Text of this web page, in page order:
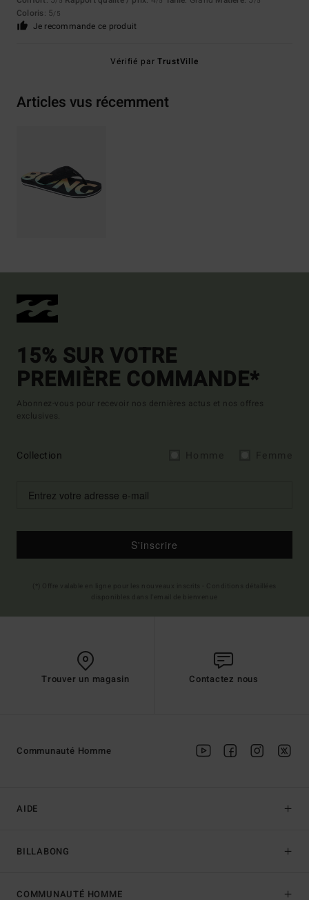
Coloris: 5/5
Je recommande ce produit
Vérifié parTrustVille
Articles vus récemment
15% SUR VOTRE
PREMIÈRE COMMANDE*
Abonnez-vous pour recevoir nos dernières actus et nos offres
exclusives.
Collection
S'inscrire
Trouver un magasin Contactez nous
AIDE
BILLABONG
Communauté Homme
COMMUNAUTÉ HOMME